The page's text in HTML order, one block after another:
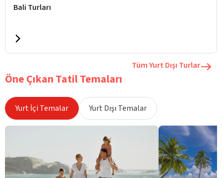
Bali Turları
Tüm Yurt Dışı Turlar
Öne Çıkan Tatil Temaları
Yurt İçi Temalar Yurt Dışı Temalar